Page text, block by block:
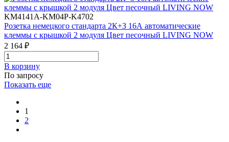
KM4141A-KM04P-K4702
Розетка немецкого стандарта 2К+З 16А автоматические
клеммы с крышкой 2 модуля Цвет песочный LIVING NOW
2 164 ₽
В корзинy
По запросу
Показать еще
1
2